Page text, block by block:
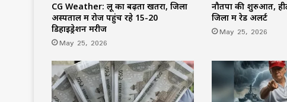
CG Weather: लू का बढ़ता खतरा, जिला
अस्पताल में रोज पहुंच रहे 15-20
डिहाइड्रेशन मरीज
May 25, 2026
नौतपा की शुरुआत,
जिलों में रेड अलर्ट
May 25, 2026